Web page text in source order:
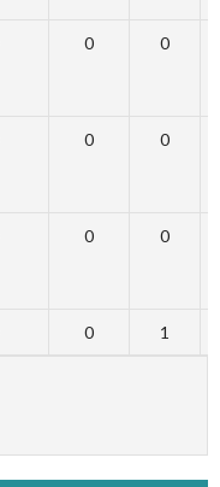
0 0
0 0
0 0
0 1